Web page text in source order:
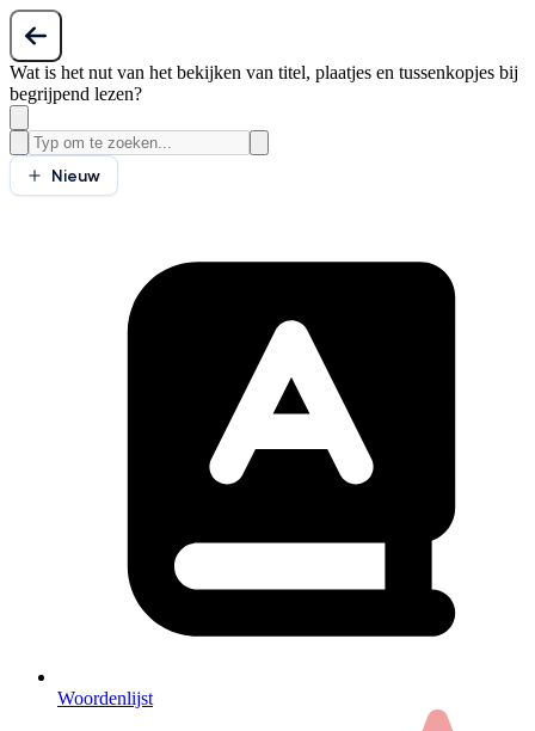
Wat is het nut van het bekijken van titel, plaatjes en tussenkopjes bij
begrijpend lezen?
Nieuw
Woordenlijst